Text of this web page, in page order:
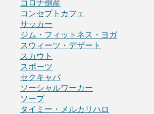
コロナ倒産
コンセプトカフェ
サッカー
ジム・フィットネス・ヨガ
スウィーツ・デザート
スカウト
スポーツ
セクキャバ
ソーシャルワーカー
ソープ
タイミー・メルカリハロ